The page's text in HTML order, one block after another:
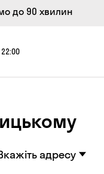
до 90 хвилин
адресу